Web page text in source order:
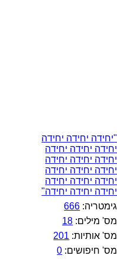
"יחידה יחידה יחידה
יחידה יחידה יחידה
יחידה יחידה יחידה
יחידה יחידה יחידה
יחידה יחידה יחידה
יחידה יחידה יחידה"
גימטריה: 666
מס' מילים: 18
מס' אותיות: 201
מס' חיפושים: 0